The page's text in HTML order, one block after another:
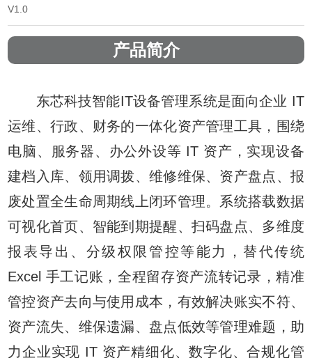
V1.0
产品简介
东芯科技智能IT设备管理系统是面向企业 IT
运维、行政、财务的一体化资产管理工具，围绕
电脑、服务器、办公外设等 IT 资产，实现设备
建档入库、领用调拨、维修维保、资产盘点、报
废处置全生命周期线上闭环管理。系统搭载数据
可视化首页、智能到期提醒、扫码盘点、多维度
报表导出、分级权限管控等能力，替代传统
Excel 手工记账，全程留存资产流转记录，精准
管控资产去向与使用成本，有效解决账实不符、
资产流失、维保遗漏、盘点低效等管理难题，助
力企业实现 IT 资产精细化、数字化、合规化管